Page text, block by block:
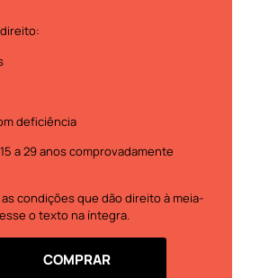
deficiência
a 29 anos comprovadamente
as condições que dão direito à meia-
o texto na íntegra.
COMPRAR